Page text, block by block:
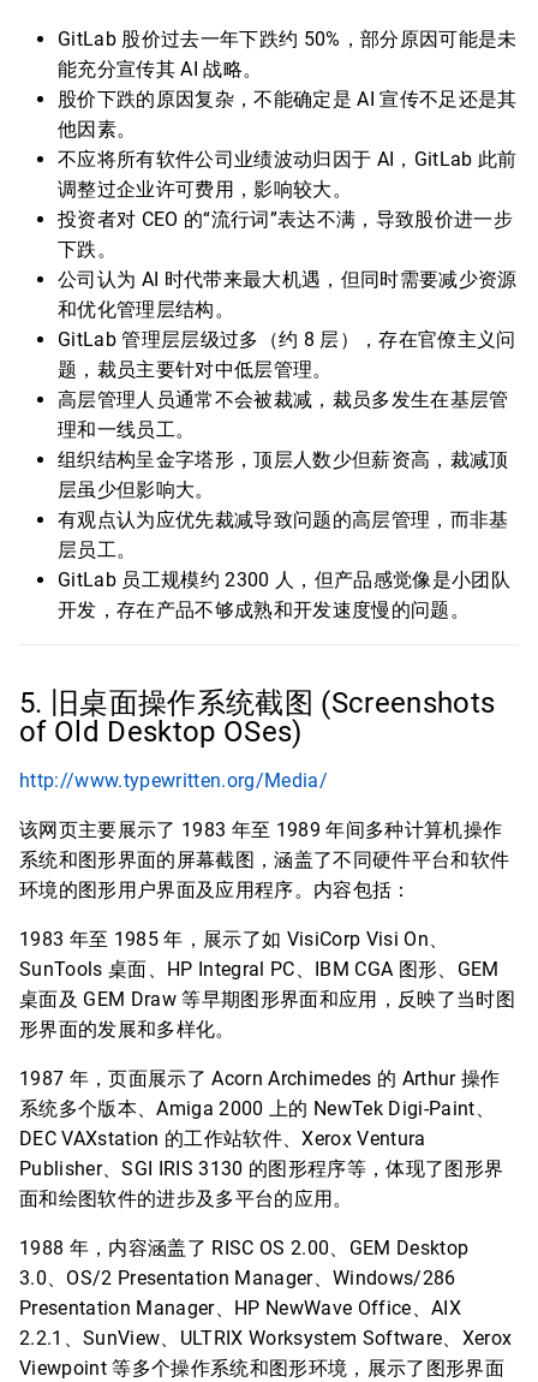
GitLab 股价过去一年下跌约 50%，部分原因可能是未
能充分宣传其 AI 战略。
股价下跌的原因复杂，不能确定是 AI 宣传不足还是其
他因素。
不应将所有软件公司业绩波动归因于 AI，GitLab 此前
调整过企业许可费用，影响较大。
投资者对 CEO 的“流行词”表达不满，导致股价进一步
下跌。
公司认为 AI 时代带来最大机遇，但同时需要减少资源
和优化管理层结构。
GitLab 管理层层级过多（约 8 层），存在官僚主义问
题，裁员主要针对中低层管理。
高层管理人员通常不会被裁减，裁员多发生在基层管
理和一线员工。
组织结构呈金字塔形，顶层人数少但薪资高，裁减顶
层虽少但影响大。
有观点认为应优先裁减导致问题的高层管理，而非基
层员工。
GitLab 员工规模约 2300 人，但产品感觉像是小团队
开发，存在产品不够成熟和开发速度慢的问题。
5. 旧桌面操作系统截图 (Screenshots
of Old Desktop OSes)
http://www.typewritten.org/Media/
该网页主要展示了 1983 年至 1989 年间多种计算机操作
系统和图形界面的屏幕截图，涵盖了不同硬件平台和软件
环境的图形用户界面及应用程序。内容包括：
1983 年至 1985 年，展示了如 VisiCorp Visi On、
SunTools 桌面、HP Integral PC、IBM CGA 图形、GEM
桌面及 GEM Draw 等早期图形界面和应用，反映了当时图
形界面的发展和多样化。
1987 年，页面展示了 Acorn Archimedes 的 Arthur 操作
系统多个版本、Amiga 2000 上的 NewTek Digi-Paint、
DEC VAXstation 的工作站软件、Xerox Ventura
Publisher、SGI IRIS 3130 的图形程序等，体现了图形界
面和绘图软件的进步及多平台的应用。
1988 年，内容涵盖了 RISC OS 2.00、GEM Desktop
3.0、OS/2 Presentation Manager、Windows/286
Presentation Manager、HP NewWave Office、AIX
2.2.1、SunView、ULTRIX Worksystem Software、Xerox
Viewpoint 等多个操作系统和图形环境，展示了图形界面